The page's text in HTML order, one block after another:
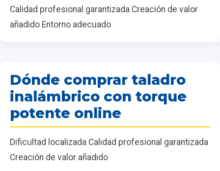
Calidad profesional garantizada Creación de valor
añadido Entorno adecuado
Dónde comprar taladro
inalámbrico con torque
potente online
Dificultad localizada Calidad profesional garantizada
Creación de valor añadido